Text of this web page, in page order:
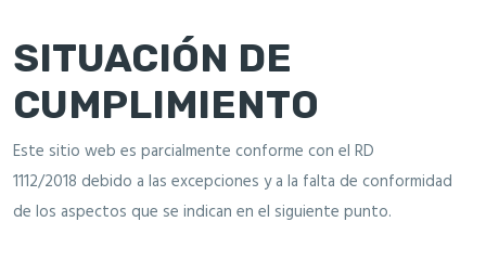
SITUACIÓN DE
CUMPLIMIENTO
Este sitio web es parcialmente conforme con el RD
1112/2018 debido a las excepciones y a la falta de conformidad
de los aspectos que se indican en el siguiente punto.